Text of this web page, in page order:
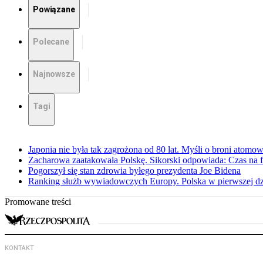
Powiązane
Polecane
Najnowsze
Tagi
Japonia nie była tak zagrożona od 80 lat. Myśli o broni
Zacharowa zaatakowała Polskę. Sikorski odpowiada: Czas na
Pogorszył się stan zdrowia byłego prezydenta Joe Bidena
Ranking służb wywiadowczych Europy. Polska w pierwszej
Promowane treści
KONTAKT